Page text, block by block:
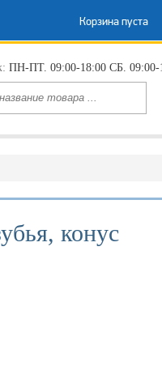
Корзина пуста
ПН-ПТ. 09:00-18:00 СБ. 09:00-
конус